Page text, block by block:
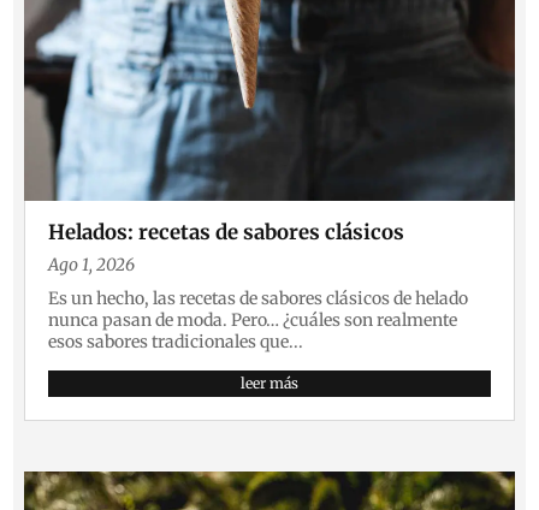
Helados: recetas de sabores clásicos
Ago 1, 2026
Es un hecho, las recetas de sabores clásicos de helado
nunca pasan de moda. Pero… ¿cuáles son realmente
esos sabores tradicionales que...
leer más